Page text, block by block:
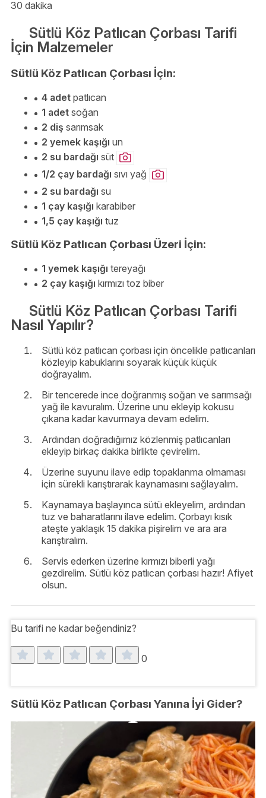
30 dakika
Sütlü Köz Patlıcan Çorbası Tarifi
İçin Malzemeler
Sütlü Köz Patlıcan Çorbası İçin:
4 adet patlıcan
1 adet soğan
2 diş sarımsak
2 yemek kaşığı un
2 su bardağı süt
1/2 çay bardağı sıvı yağ
2 su bardağı su
1 çay kaşığı karabiber
1,5 çay kaşığı tuz
Sütlü Köz Patlıcan Çorbası Üzeri İçin:
1 yemek kaşığı tereyağı
2 çay kaşığı kırmızı toz biber
Sütlü Köz Patlıcan Çorbası Tarifi
Nasıl Yapılır?
Sütlü köz patlıcan çorbası için öncelikle patlıcanları
közleyip kabuklarını soyarak küçük küçük
doğrayalım.
Bir tencerede ince doğranmış soğan ve sarımsağı
yağ ile kavuralım. Üzerine unu ekleyip kokusu
çıkana kadar kavurmaya devam edelim.
Ardından doğradığımız közlenmiş patlıcanları
ekleyip birkaç dakika birlikte çevirelim.
Üzerine suyunu ilave edip topaklanma olmaması
için sürekli karıştırarak kaynamasını sağlayalım.
Kaynamaya başlayınca sütü ekleyelim, ardından
tuz ve baharatlarını ilave edelim. Çorbayı kısık
ateşte yaklaşık 15 dakika pişirelim ve ara ara
karıştıralım.
Servis ederken üzerine kırmızı biberli yağı
gezdirelim. Sütlü köz patlıcan çorbası hazır! Afiyet
olsun.
Bu tarifi ne kadar beğendiniz?
0
Sütlü Köz Patlıcan Çorbası Yanına İyi Gider?